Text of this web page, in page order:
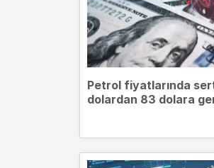
Petrol fiyatlarında
dolardan 83 dolara